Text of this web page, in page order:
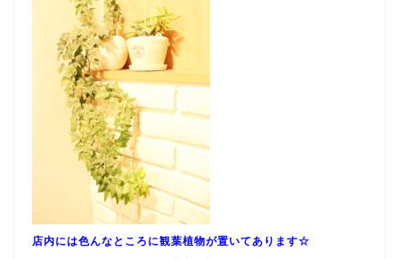
店内には色んなところに観葉植物が置いてあります☆